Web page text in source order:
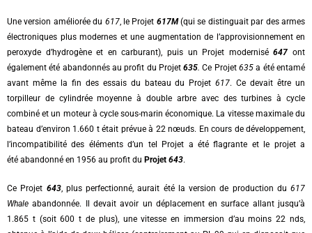
Une version améliorée du 617, le Projet 617M(qui se distinguait par des armes
électroniques plus modernes et une augmentation de l’approvisionnement en
peroxyde d’hydrogène et en carburant), puis un Projet modernisé647 ont
également été abandonnés au profit du Projet635.Ce Projet635 a été entamé
avant même la fin des essais du bateau du Projet617. Ce devait être un
torpilleur de cylindrée moyenne à double arbre avec des turbines à cycle
combiné et un moteur à cycle sous-marin économique. La vitesse maximale du
bateau d’environ 1.660 t était prévue à 22 nœuds. En cours de développement,
l’incompatibilité des éléments d’un tel Projet a été flagrante et le projet a
été abandonné en 1956 au profit du Projet 643.
Ce Projet 643, plus perfectionné, aurait été la version de production du 617
Whale abandonnée. Il devait avoir un déplacement en surface allant jusqu’à
1.865 t (soit 600 t de plus), une vitesse en immersion d’au moins 22 nds,